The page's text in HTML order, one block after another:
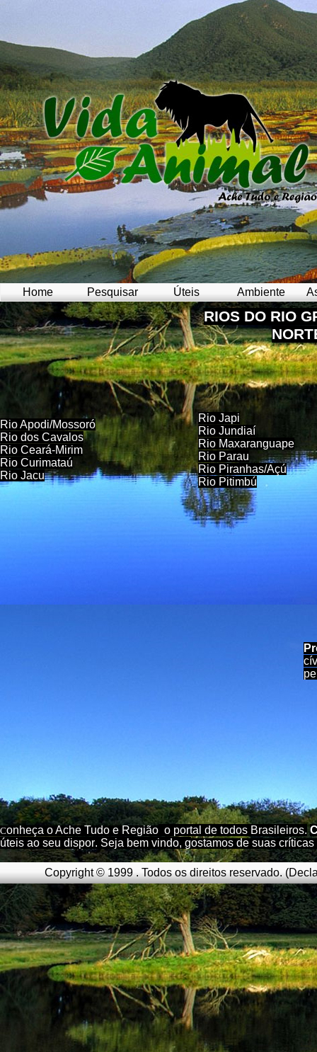
Home Pesquisar Úteis Ambiente
RIOS DO RIO
Rio Apodi/Mossoró
Rio dos Cavalos
Rio Ceará-Mirim
Rio Curimataú
Rio Jacu
Rio Japi
Rio Jundiaí
Rio Maxaranguape
Rio Parau
Rio Piranhas/Açú
Rio Pitimbú
Conheça o Ache Tudo e Região o portal de todos Brasileiros.
úteis ao seu dispor. Seja bem vindo, gostamos de suas
Copyright © 1999 . Todos os direitos reservado. (